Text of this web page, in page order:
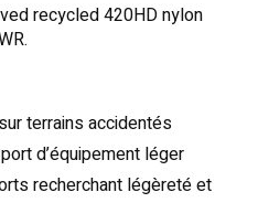
recycled 420HD nylon
terrains accidentés
d’équipement léger
recherchant légèreté et